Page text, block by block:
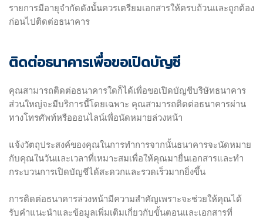
รายการมีอายุจำกัดดังนั้นควรเตรียมเอกสารให้ครบถ้วนและถูกต้อง
ก่อนไปติดต่อธนาคาร
ติดต่อธนาคารเพื่อขอเปิดบัญชี
คุณสามารถติดต่อธนาคารใดก็ได้เพื่อขอเปิดบัญชีบริษัทธนาคาร
ส่วนใหญ่จะมีบริการนี้โดยเฉพาะ คุณสามารถติดต่อธนาคารผ่าน
ทางโทรศัพท์หรือออนไลน์เพื่อนัดหมายล่วงหน้า
แจ้งวัตถุประสงค์ของคุณในการทำการจากนั้นธนาคารจะนัดหมาย
กับคุณในวันและเวลาที่เหมาะสมเพื่อให้คุณมายื่นเอกสารและทำ
กระบวนการเปิดบัญชีได้สะดวกและรวดเร็วมากยิ่งขึ้น
การติดต่อธนาคารล่วงหน้ามีความสำคัญเพราะจะช่วยให้คุณได้
รับคำแนะนำและข้อมูลเพิ่มเติมเกี่ยวกับขั้นตอนและเอกสารที่